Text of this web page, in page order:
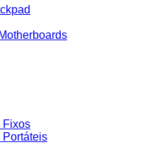
Fixos
Portáteis